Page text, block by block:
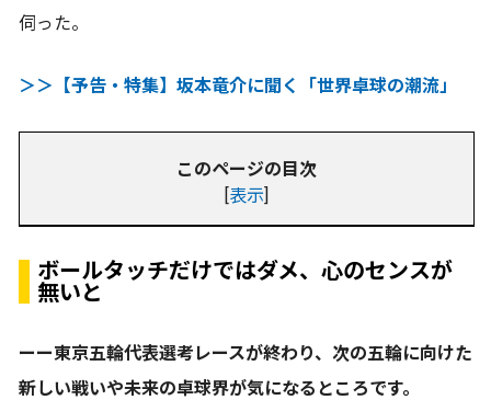
伺った。
＞＞【予告・特集】坂本竜介に聞く「世界卓球の潮流」
このページの目次
[表示]
ボールタッチだけではダメ、心のセンスが
無いと
ーー東京五輪代表選考レースが終わり、次の五輪に向けた
新しい戦いや未来の卓球界が気になるところです。